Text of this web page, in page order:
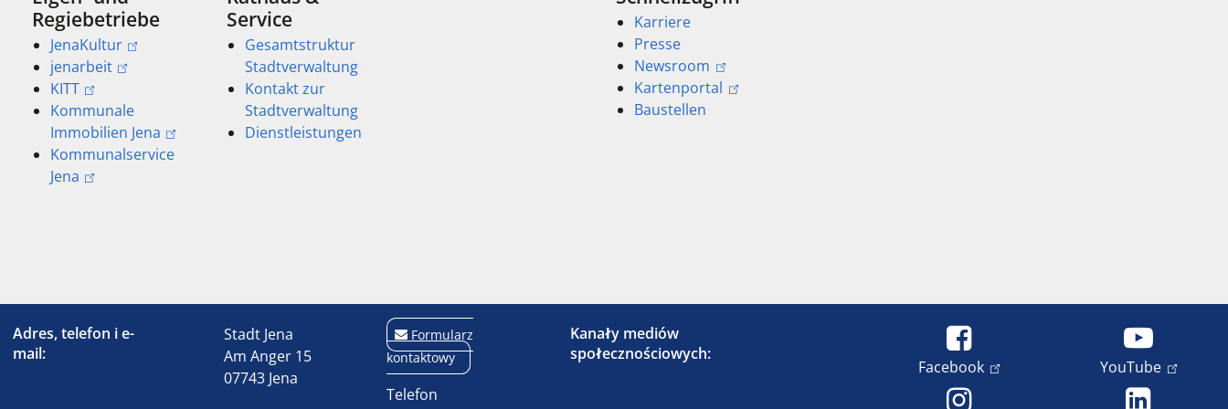
Regiebetriebe
JenaKultur
jenarbeit
KITT
Kommunale
Immobilien Jena
Kommunalservice
Jena
Service
Gesamtstruktur
Stadtverwaltung
Kontakt zur
Stadtverwaltung
Dienstleistungen
Karriere
Presse
Newsroom
Kartenportal
Baustellen
Adres, telefon i e-
mail:
Stadt Jena
Am Anger 15
07743 Jena
Formularz
kontaktowy
Telefon
Kanały mediów
społecznościowych:
Facebook YouTube